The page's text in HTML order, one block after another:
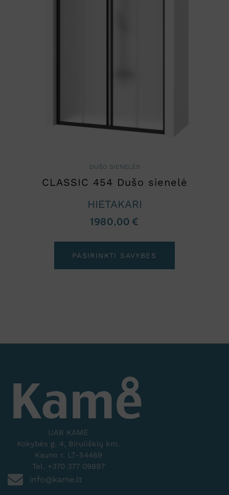
DUŠO SIENELĖS
CLASSIC 454 Dušo sienelė
HIETAKARI
1980,00€
PASIRINKTI SAVYBES
UAB KAMĖ
Kokybės g. 4, Biruliškių km.
Kauno r. LT-54469
Tel. +370 377 09897
info@kame.lt